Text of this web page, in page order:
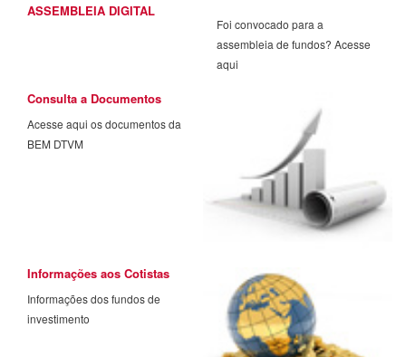
ASSEMBLEIA DIGITAL
Foi convocado para a
assembleia de fundos? Acesse
aqui
Consulta a Documentos
Acesse aqui os documentos da
BEM DTVM
Informações aos Cotistas
Informações dos fundos de
investimento